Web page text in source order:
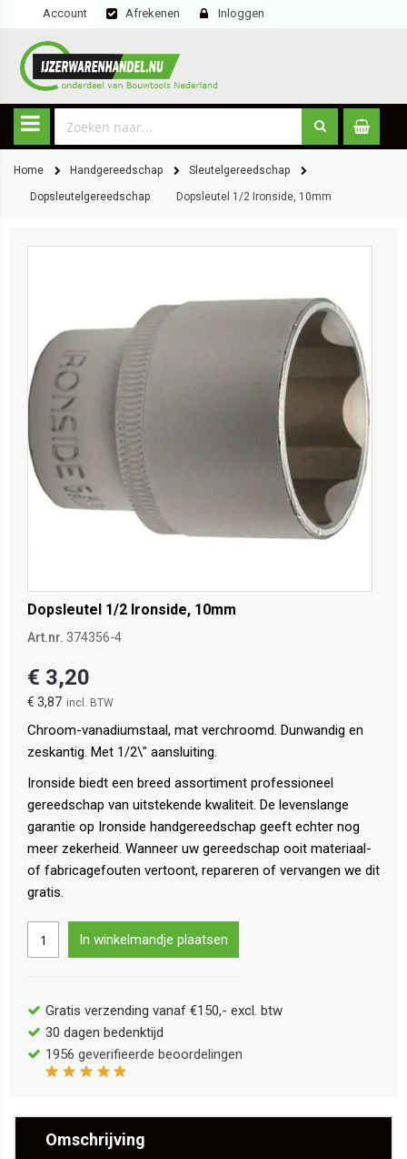
Account Afrekenen Inloggen
Home Handgereedschap Sleutelgereedschap
Dopsleutelgereedschap Dopsleutel 1/2 Ironside, 10mm
Dopsleutel 1/2 Ironside, 10mm
Art.nr. 374356-4
€ 3,87
€ 3,20
Chroom-vanadiumstaal, mat verchroomd. Dunwandig en
zeskantig. Met 1/2\" aansluiting.
Ironside biedt een breed assortiment professioneel
gereedschap van uitstekende kwaliteit. De levenslange
garantie op Ironside handgereedschap geeft echter nog
meer zekerheid. Wanneer uw gereedschap ooit materiaal-
of fabricagefouten vertoont, repareren of vervangen we dit
gratis.
In winkelmandje plaatsen
Gratis verzending vanaf €150,- excl. btw
30 dagen bedenktijd
1956 geverifieerde beoordelingen
Omschrijving